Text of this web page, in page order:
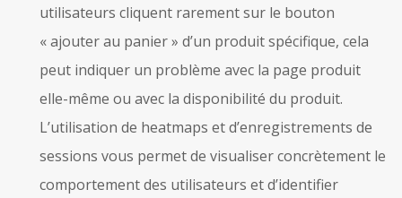
utilisateurs cliquent rarement sur le bouton
« ajouter au panier » d’un produit spécifique, cela
peut indiquer un problème avec la page produit
elle-même ou avec la disponibilité du produit.
L’utilisation de heatmaps et d’enregistrements de
sessions vous permet de visualiser concrètement le
comportement des utilisateurs et d’identifier